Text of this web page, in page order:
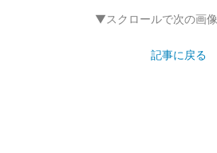
▼スクロールで次の画
記事に戻る